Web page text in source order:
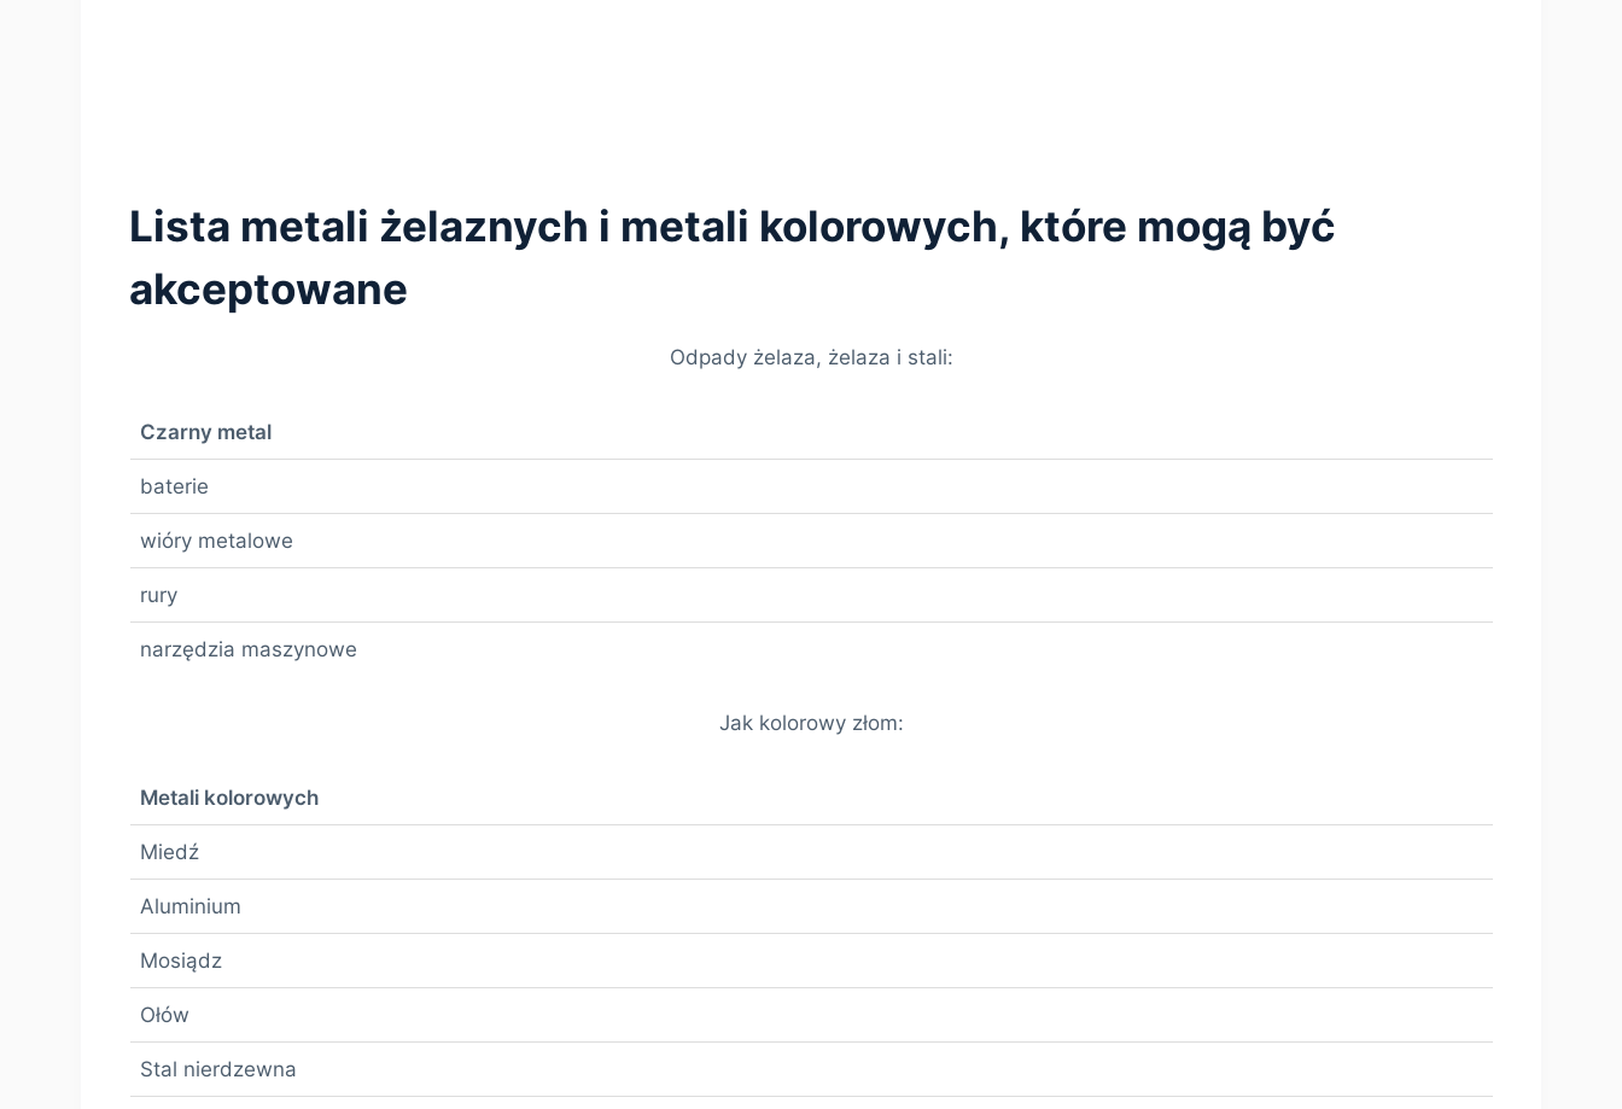
Lista metali żelaznych i metali kolorowych, które mogą być
akceptowane
Odpady żelaza, żelaza i stali:
Czarny metal
baterie
wióry metalowe
rury
narzędzia maszynowe
Jak kolorowy złom:
Metali kolorowych
Miedź
Aluminium
Mosiądz
Ołów
Stal nierdzewna